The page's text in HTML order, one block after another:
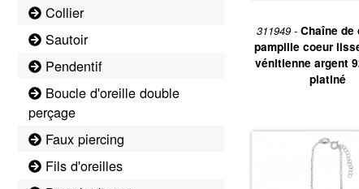
Collier
Sautoir
Pendentif
Boucle d'oreille double
perçage
Faux piercing
Fils d'oreilles
311949 - Chaîne de
pampille coeur
vénitienne argent
platiné